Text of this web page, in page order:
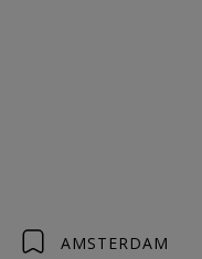
AMSTERDAM